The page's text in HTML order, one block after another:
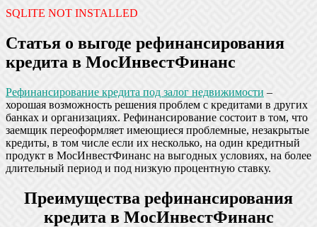
SQLITE NOT INSTALLED
Статья о выгоде рефинансирования
кредита в МосИнвестФинанс
Рефинансирование кредита под залог недвижимости –
хорошая возможность решения проблем с кредитами в других
банках и организациях. Рефинансирование состоит в том, что
заемщик переоформляет имеющиеся проблемные, незакрытые
кредиты, в том числе если их несколько, на один кредитный
продукт в МосИнвестФинанс на выгодных условиях, на более
длительный период и под низкую процентную ставку.
Преимущества рефинансирования
кредита в МосИнвестФинанс